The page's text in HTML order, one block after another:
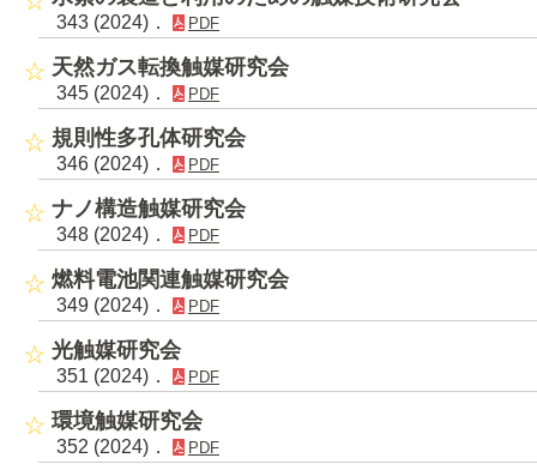
343 (2024)． PDF
天然ガス転換触媒研究会
345 (2024)． PDF
規則性多孔体研究会
346 (2024)． PDF
ナノ構造触媒研究会
348 (2024)． PDF
燃料電池関連触媒研究会
349 (2024)． PDF
光触媒研究会
351 (2024)． PDF
環境触媒研究会
352 (2024)． PDF